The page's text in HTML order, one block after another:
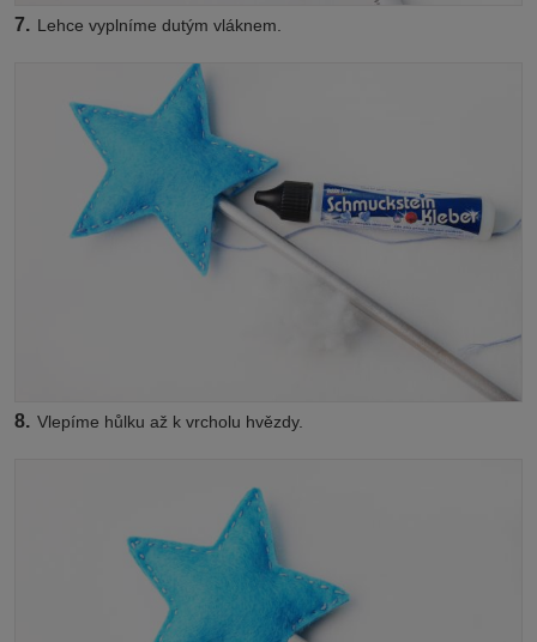
7. Lehce vyplníme dutým vláknem.
8. Vlepíme hůlku až k vrcholu hvězdy.